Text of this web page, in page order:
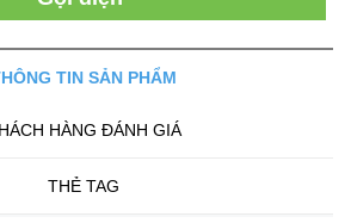
TIN SẢN PHẨM
HÀNG ĐÁNH GIÁ
THẺ TAG